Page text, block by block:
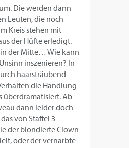
Die werden dann
Leuten, die noch
Kreis stehen mit
der Hüfte erledigt.
der Mitte… Wie kann
inszenieren? In
haarsträubend
die Handlung
überdramatisiert. Ab
dann leider doch
von Staffel 3
der blondierte Clown
oder der vernarbte